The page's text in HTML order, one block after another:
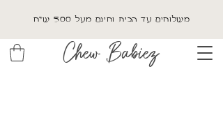
משלוחים עד הבית וחינם מעל 500 ש"ח
Chew Babiez